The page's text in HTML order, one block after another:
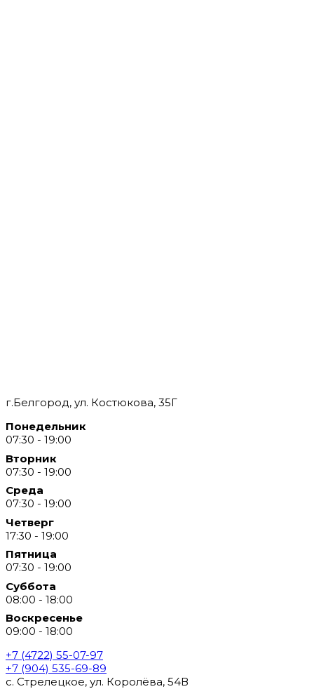
г.Белгород, ул. Костюкова, 35Г
Понедельник
07:30 - 19:00
Вторник
07:30 - 19:00
Среда
07:30 - 19:00
Четверг
17:30 - 19:00
Пятница
07:30 - 19:00
Суббота
08:00 - 18:00
Воскресенье
09:00 - 18:00
+7 (4722) 55-07-97
+7 (904) 535-69-89
с. Стрелецкое, ул. Королёва, 54В